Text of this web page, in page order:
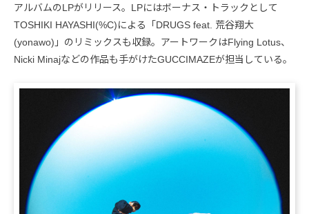
アルバムのLPがリリース。LPにはボーナス・トラックとして
TOSHIKI HAYASHI(%C)による「DRUGS feat. 荒谷翔大
(yonawo)」のリミックスも収録。アートワークはFlying Lotus、
Nicki Minajなどの作品も手がけたGUCCIMAZEが担当している。